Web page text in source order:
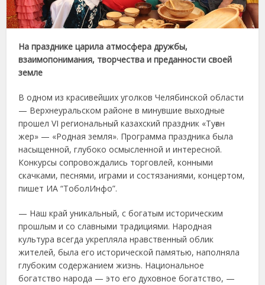
На празднике царила атмосфера дружбы,
взаимопонимания, творчества и преданности своей
земле
В одном из красивейших уголков Челябинской области
— Верхнеуральском районе в минувшие выходные
прошел VI региональный казахский праздник «Туған
жер» — «Родная земля». Программа праздника была
насыщенной, глубоко осмысленной и интересной.
Конкурсы сопровождались торговлей, конными
скачками, песнями, играми и состязаниями, концертом,
пишет ИА “ТоболИнфо”.
— Наш край уникальный, с богатым историческим
прошлым и со славными традициями. Народная
культура всегда укрепляла нравственный облик
жителей, была его исторической памятью, наполняла
глубоким содержанием жизнь. Национальное
богатство народа — это его духовное богатство, —